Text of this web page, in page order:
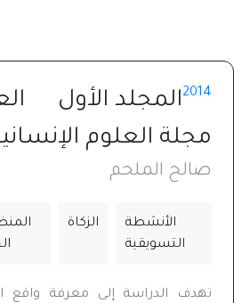
2014المجلد الأول
مجلة العلوم
صالح الملحم
الأنشطة
التسويقية
الزكاة
تهدف الدراسة إلى معرفة واقع